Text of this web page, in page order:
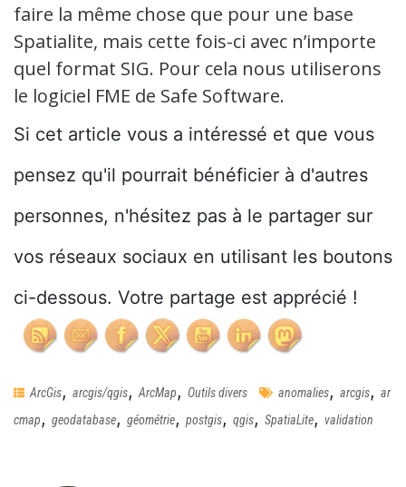
faire la même chose que pour une base
Spatialite, mais cette fois-ci avec n’importe
quel format SIG. Pour cela nous utiliserons
le logiciel FME de Safe Software.
Si cet article vous a intéressé et que vous
pensez qu'il pourrait bénéficier à d'autres
personnes, n'hésitez pas à le partager sur
vos réseaux sociaux en utilisant les boutons
ci-dessous. Votre partage est apprécié !
ArcGis, arcgis/qgis,ArcMap, Outils divers anomalies, arcgis, ar
cmap, geodatabase, géométrie, postgis, qgis, SpatiaLite, validation